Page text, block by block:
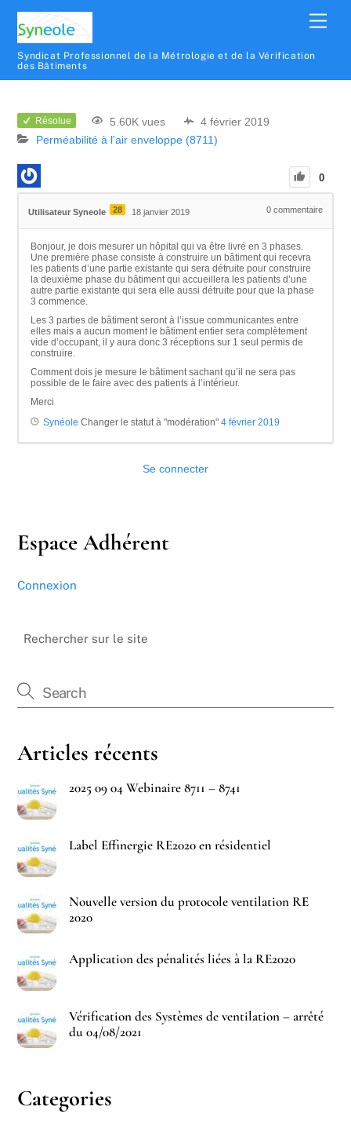
Syndicat Professionnel de la Métrologie et de la Vérification
des Bâtiments
Résolue 5.60K vues
4 février 2019
Perméabilité à l'air enveloppe (8711)
0
Utilisateur Syneole 28 18 janvier 2019 0commentaire
Bonjour, je dois mesurer un hôpital qui va être livré en 3 phases.
Une première phase consiste à construire un bâtiment qui recevra
les patients d’une partie existante qui sera détruite pour construire
la deuxième phase du bâtiment qui accueillera les patients d’une
autre partie existante qui sera elle aussi détruite pour que la phase
3 commence.
Les 3 parties de bâtiment seront à l’issue communicantes entre
elles mais a aucun moment le bâtiment entier sera complètement
vide d’occupant, il y aura donc 3 réceptions sur 1 seul permis de
construire.
Comment dois je mesure le bâtiment sachant qu’il ne sera pas
possible de le faire avec des patients à l’intérieur.
Merci
Synéole Changer le statut à "modération"4 février 2019
Se connecter
Espace Adhérent
Connexion
Rechercher sur le site
Articles récents
2025 09 04 Webinaire 8711 – 8741
Label Effinergie RE2020 en résidentiel
Nouvelle version du protocole ventilation RE
2020
Application des pénalités liées à la RE2020
Vérification des Systèmes de ventilation – arrêté
du 04/08/2021
Categories